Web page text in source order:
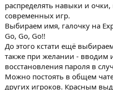
распределять навыки и
современных игр.
Выбираем имя, галочку на
Go, Go, Go!!
До этого кстати ещё
также при желании - вводим
восстановления пароля в
Можно постоять в общем
других игроков. Красным